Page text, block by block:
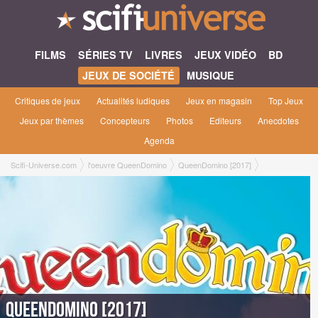
FILMS SÉRIES TV LIVRES JEUX VIDÉO
BD
JEUX DE SOCIÉTÉ
MUSIQUE
Critiques de jeux Actualités ludiques Jeux en magasin
Top Jeux
Jeux par thèmes
Concepteurs Photos Editeurs
Anecdotes
Agenda
Scifi-Universe.com l'oeuvre QueenDomino QueenDomino [2017]
QueenDomino [2017]